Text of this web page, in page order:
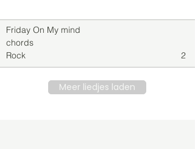
Friday On My mind
chords
Rock
2
Meer liedjes laden